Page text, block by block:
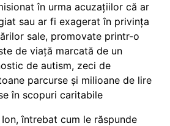
în urma acuzațiilor că ar
sau ar fi exagerat în privința
sale, promovate printr-o
de viață marcată de un
de autism, zeci de
parcurse și milioane de lire
în scopuri caritabile
Ion, întrebat cum le răspunde